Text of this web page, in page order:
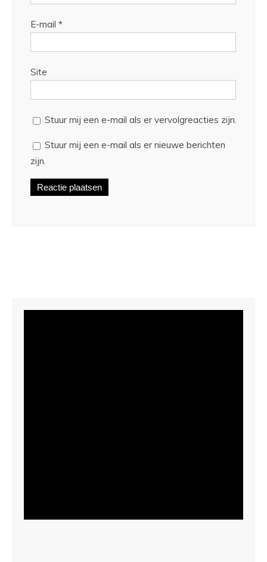
E-mail *
Site
Stuur mij een e-mail als er vervolgreacties zijn.
Stuur mij een e-mail als er nieuwe berichten
zijn.